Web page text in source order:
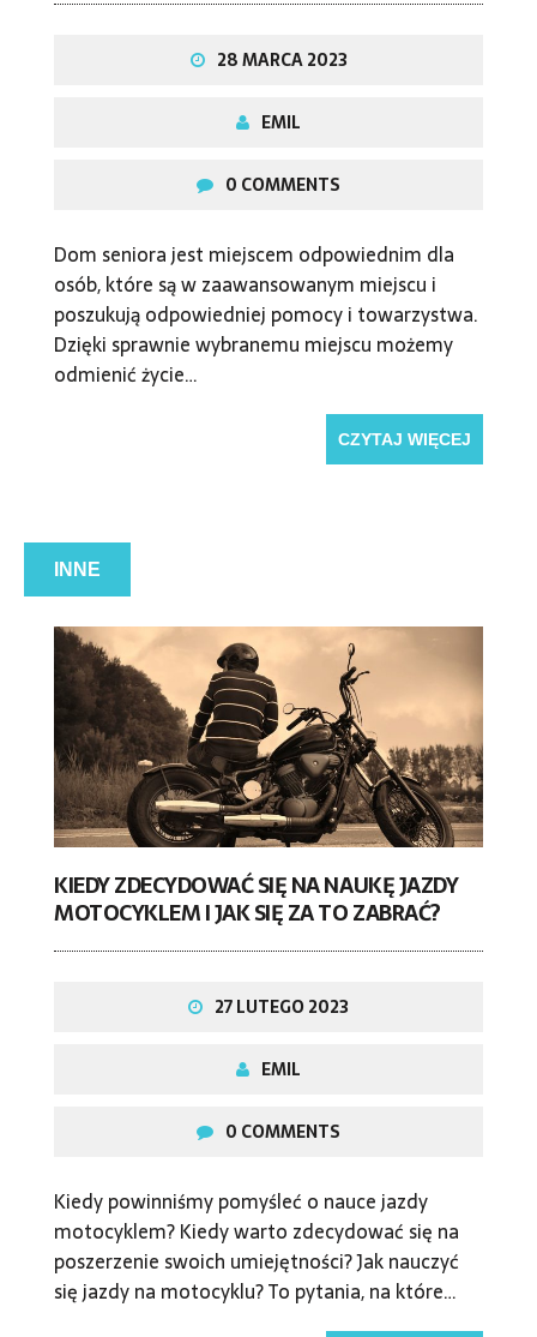
28 MARCA 2023
EMIL
0 COMMENTS
Dom seniora jest miejscem odpowiednim dla
osób, które są w zaawansowanym miejscu i
poszukują odpowiedniej pomocy i towarzystwa.
Dzięki sprawnie wybranemu miejscu możemy
odmienić życie…
CZYTAJ WIĘCEJ
INNE
KIEDY ZDECYDOWAĆ SIĘ NA NAUKĘ JAZDY
MOTOCYKLEM I JAK SIĘ ZA TO ZABRAĆ?
27 LUTEGO 2023
EMIL
0 COMMENTS
Kiedy powinniśmy pomyśleć o nauce jazdy
motocyklem? Kiedy warto zdecydować się na
poszerzenie swoich umiejętności? Jak nauczyć
się jazdy na motocyklu? To pytania, na które…